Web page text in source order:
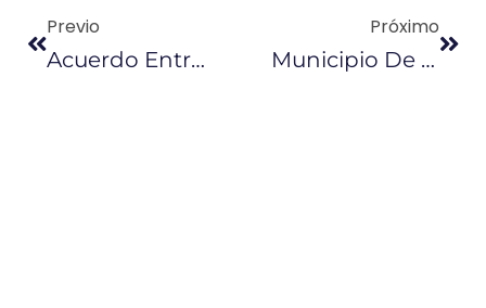
Previo
Acuerdo Entre Colombia Y Brasil Crea Oportunidad
Próximo
Municipio De Guayaquil Reconocerá Iniciativas Ambientales En La Ciudad